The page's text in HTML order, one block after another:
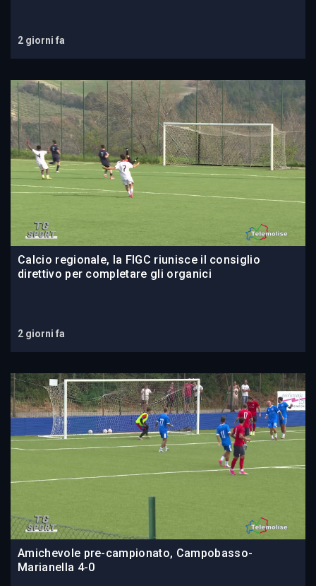
2 giorni fa
Calcio regionale, la FIGC riunisce il consiglio
direttivo per completare gli organici
2 giorni fa
Amichevole pre-campionato, Campobasso-
Marianella 4-0